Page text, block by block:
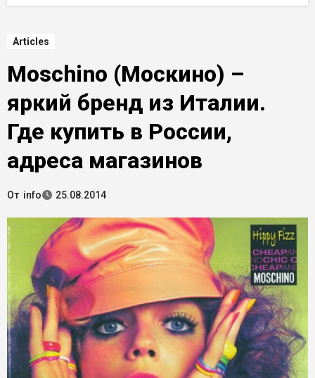
Articles
Moschino (Москино) –
яркий бренд из Италии.
Где купить в России,
адреса магазинов
От info 25.08.2014